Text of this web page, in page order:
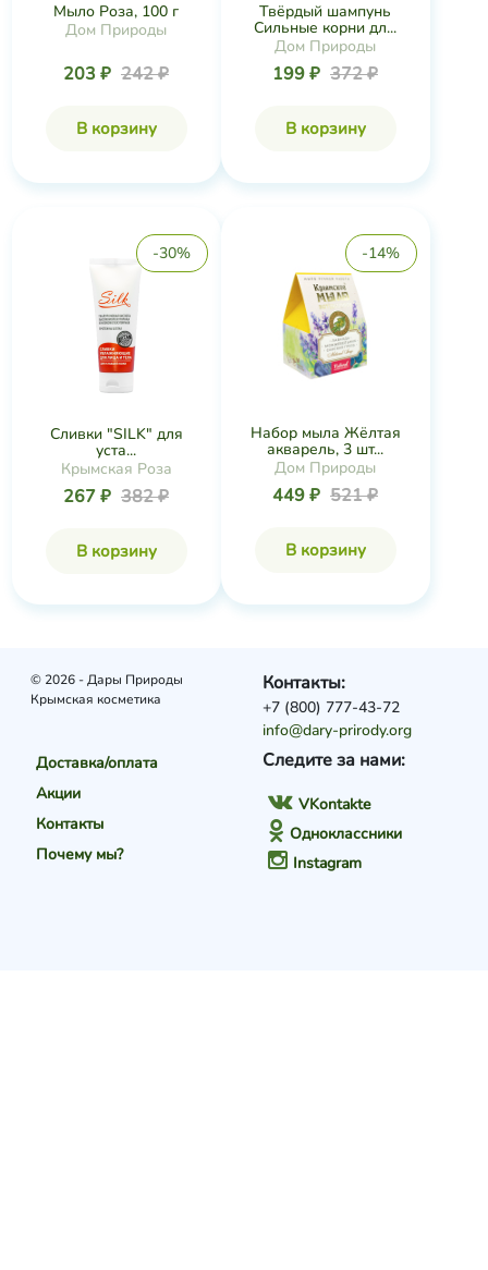
Мыло Роза, 100 г
Дом Природы
203 ₽ 242 ₽
В корзину
Твёрдый шампунь
Сильные корни дл...
Дом Природы
199 ₽ 372 ₽
В корзину
-30%
Сливки "SILK" для
уста...
Крымская Роза
267 ₽ 382 ₽
В корзину
-14%
Набор мыла Жёлтая
акварель, 3 шт...
Дом Природы
449 ₽ 521 ₽
В корзину
© 2026 - Дары Природы
Крымская косметика
Доставка/оплата
Акции
Контакты
Почему мы?
Следите за нами:
VKontakte
Одноклассники
Instagram
Контакты:
+7 (800) 777-43-72
info@dary-prirody.org